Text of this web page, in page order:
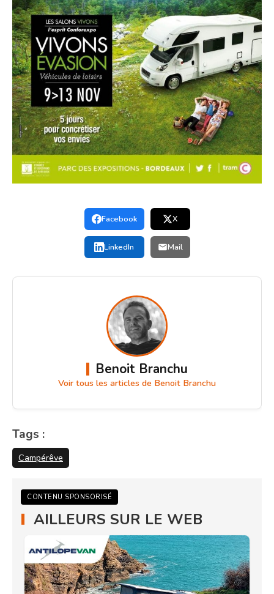
Facebook X
LinkedIn Mail
Benoit Branchu
Voir tous les articles de Benoit Branchu
Tags :
Campérêve
CONTENU SPONSORISÉ
AILLEURS SUR LE WEB